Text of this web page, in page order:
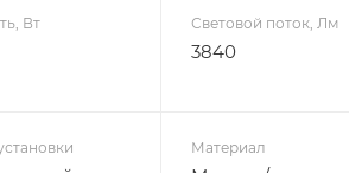
Вт Световой поток, Лм
3840
Материал